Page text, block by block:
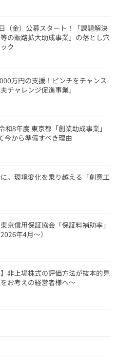
（金）公募スタート！「課題解決
の販路拡大助成事業」の落とし穴
ク
万円の支援！ピンチをチャンス
チャレンジ促進事業」
和8年度 東京都「創業助成事業」
今から準備すべき理由
。環境変化を乗り越える「創意工
京信用保証協会「保証料補助率」
年4月〜）
】非上場株式の評価方法が抜本的見
お考えの経営者様へ～